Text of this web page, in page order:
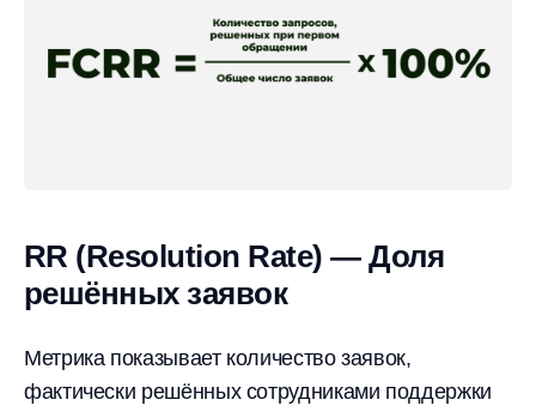
RR (Resolution Rate) — Доля
решённых заявок
Метрика показывает количество заявок,
фактически решённых сотрудниками поддержки